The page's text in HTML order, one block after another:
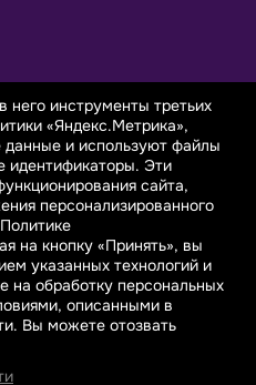
магазин "САРАФАНОВО"
продаже тканей оптом и в
СНГ.
него инструменты третьих
«Яндекс.Метрика»,
и используют файлы
идентификаторы. Эти
сайта,
персонализированного
на кнопку «Принять», вы
указанных технологий и
на обработку персональных
описанными в
Вы можете отозвать